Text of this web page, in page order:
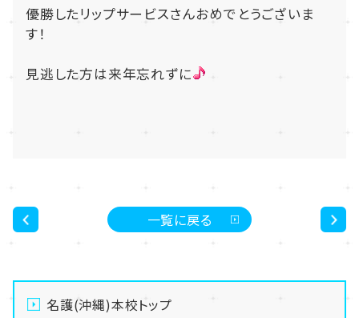
優勝したリップサービスさんおめでとうございま
す！
見逃した方は来年忘れずに
一覧に戻る
名護(沖縄)本校トップ